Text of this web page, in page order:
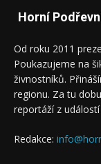
Horní
Od roku 2011
Poukazujeme na
živnostníků.
regionu. Za tu
reportáží z
Redakce: